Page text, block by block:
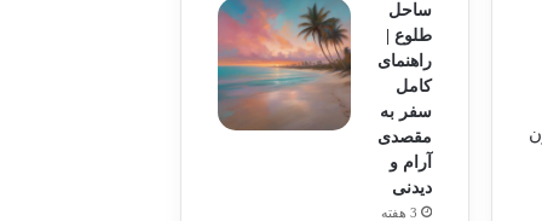
ساحل
طلوع |
راهنمای
کامل
سفر به
مقصدی
آرام و
دیدنی
3 هفته